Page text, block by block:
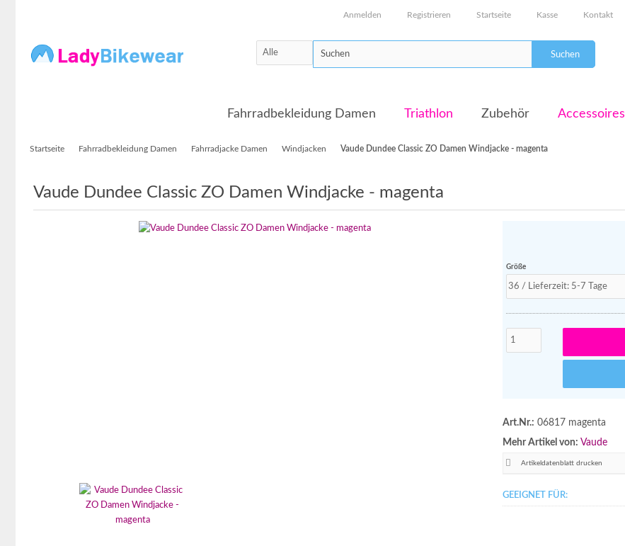
Anmelden Registrieren Startseite Kasse Kontakt
Suchen
Fahrradbekleidung Damen Triathlon Zubehör Accessoires
Startseite Fahrradbekleidung Damen Fahrradjacke Damen Windjacken Vaude Dundee Classic ZO Damen Windjacke - magenta
Vaude Dundee Classic ZO Damen Windjacke - magenta
Größe
Art.Nr.: 06817 magenta
Mehr Artikel von: Vaude
Artikeldatenblatt drucken
GEEIGNET FÜR: